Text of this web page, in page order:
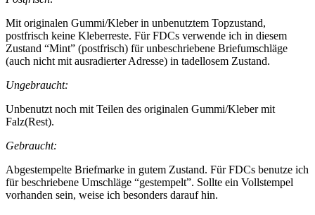
Mit originalen Gummi/Kleber in unbenutztem Topzustand,
postfrisch keine Kleberreste. Für FDCs verwende ich in diesem
Zustand “Mint” (postfrisch) für unbeschriebene Briefumschläge
(auch nicht mit ausradierter Adresse) in tadellosem Zustand.
Ungebraucht:
Unbenutzt noch mit Teilen des originalen Gummi/Kleber mit
Falz(Rest).
Gebraucht:
Abgestempelte Briefmarke in gutem Zustand. Für FDCs benutze ich
für beschriebene Umschläge “gestempelt”. Sollte ein Vollstempel
vorhanden sein, weise ich besonders darauf hin.